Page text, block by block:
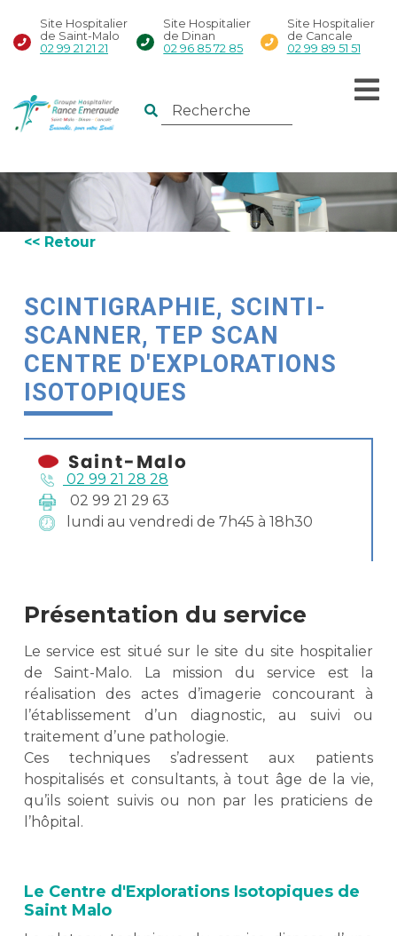
Site Hospitalier
de Saint-Malo
02 99 21 21 21
Site Hospitalier
de Dinan
02 96 85 72 85
Site Hospitalier
de Cancale
02 99 89 51 51
<< Retour
SCINTIGRAPHIE, SCINTI-
SCANNER, TEP SCAN
CENTRE D'EXPLORATIONS
ISOTOPIQUES
02 99 21 28 28
02 99 21 29 63
lundi au vendredi de 7h45 à 18h30
Présentation du service
Le service est situé sur le site du site hospitalier
de Saint-Malo. La mission du service est la
réalisation des actes d’imagerie concourant à
l’établissement d’un diagnostic, au suivi ou
traitement d’une pathologie.
Ces techniques s’adressent aux patients
hospitalisés et consultants, à tout âge de la vie,
qu’ils soient suivis ou non par les praticiens de
l’hôpital.
Le Centre d'Explorations Isotopiques de
Saint Malo